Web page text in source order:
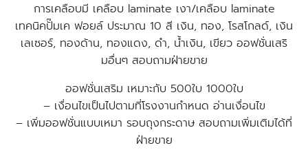
การเคลือบมี เคลือบ laminate เงา/เคลือบ laminate
เทคนิคปั๊มเค ฟอยล์ ประมาณ 10 สี เงิน, ทอง, โรสโกลด์, เงิน
เลเซอร์, ทองด้าน, ทองแดง, ดำ, น้ำเงิน, เขียว ออฟชั่นเสริ
มอื่นๆ สอบถามฝ่ายขาย
ออฟชั่นเสริม เหมาะกับ 500ใบ 1000ใบ
– เงื่อนไขเป็นไปตามที่โรงงานกำหนด อ่านเงื่อนไข
– เพิ่มออฟชั่นแบบเหมา รอบถุงกระดาษ สอบถามเพิ่มเติมได้ที่
ฝ่ายขาย